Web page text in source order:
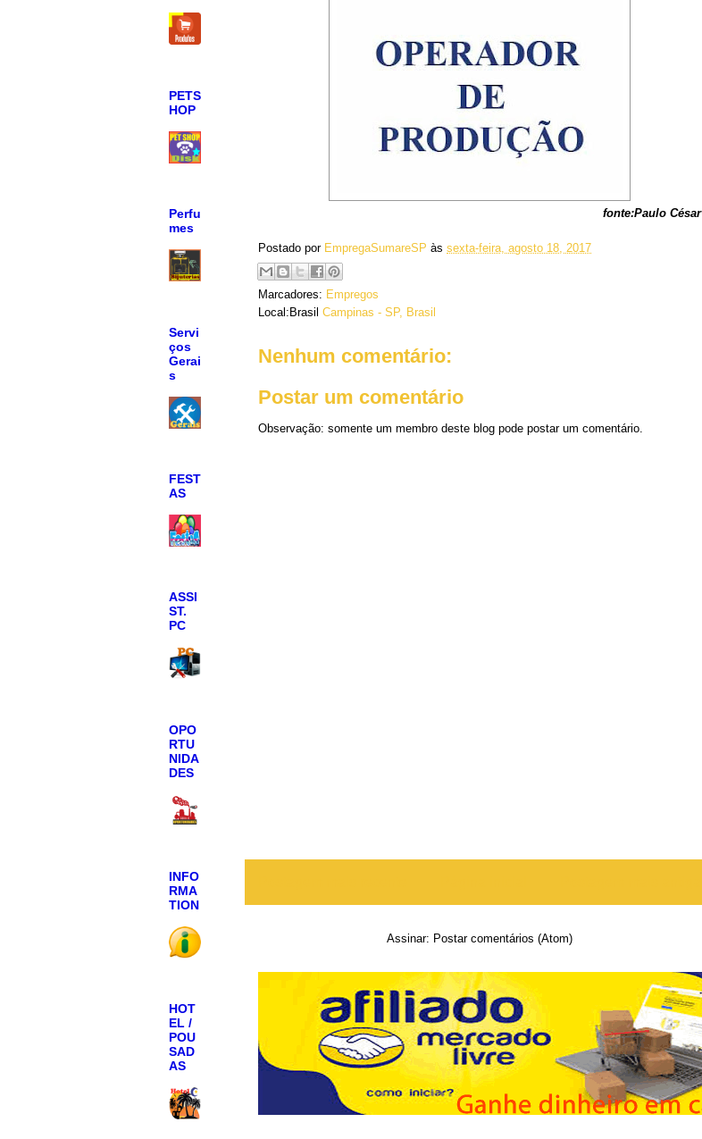
fonte:Paulo César
Postado por EmpregaSumareSP às sexta-feira, agosto 18, 2017
Marcadores: Empregos
Local:Brasil Campinas - SP, Brasil
Nenhum comentário:
Postar um comentário
Observação: somente um membro deste blog pode postar um comentário.
Assinar: Postar comentários (Atom)
PETS
HOP
Perfu
mes
Servi
ços
Gerai
s
FEST
AS
ASSI
ST.
PC
OPO
RTU
NIDA
DES
INFO
RMA
TION
HOT
EL /
POU
SAD
AS